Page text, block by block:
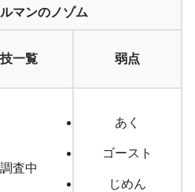
マンのノゾム
技一覧 弱点
調査中
あく
ゴースト
じめん